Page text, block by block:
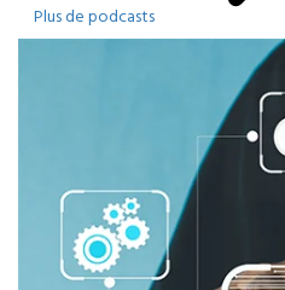
Plus de podcasts